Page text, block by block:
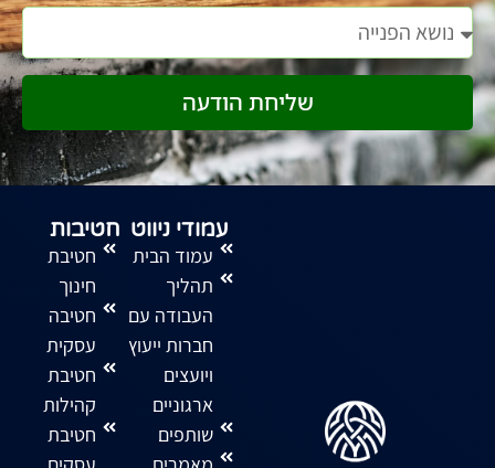
שליחת הודעה
עמודי ניווט
עמוד הבית
תהליך
העבודה עם
חברות ייעוץ
ויועצים
ארגוניים
שותפים
חטיבות
חטיבת
חינוך
חטיבה
עסקית
חטיבת
קהילות
חטיבת